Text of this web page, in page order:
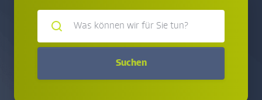
Suchen